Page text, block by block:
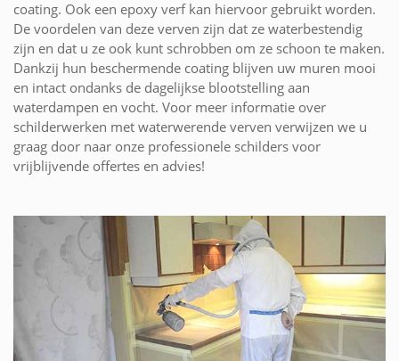
coating. Ook een epoxy verf kan hiervoor gebruikt worden.
De voordelen van deze verven zijn dat ze waterbestendig
zijn en dat u ze ook kunt schrobben om ze schoon te maken.
Dankzij hun beschermende coating blijven uw muren mooi
en intact ondanks de dagelijkse blootstelling aan
waterdampen en vocht. Voor meer informatie over
schilderwerken met waterwerende verven verwijzen we u
graag door naar onze professionele schilders voor
vrijblijvende offertes en advies!